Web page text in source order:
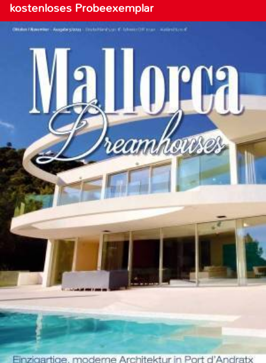
kostenloses Probeexemplar